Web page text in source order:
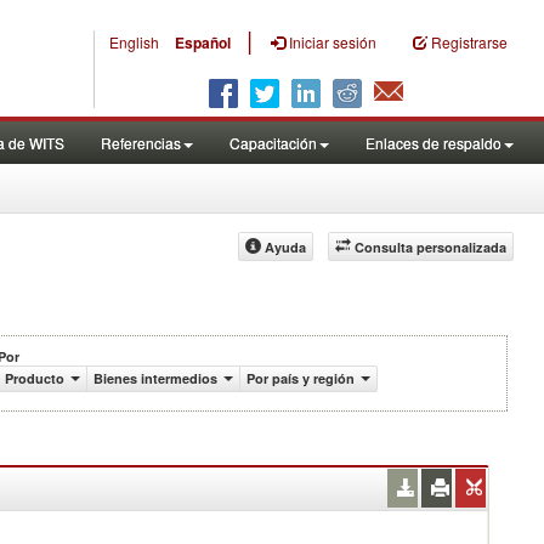
English Español | Iniciar sesión Registrarse
de WITS Referencias Capacitación Enlaces de respaldo
Consulta personalizada
Ayuda
Producto
Bienes intermedios Por país y región